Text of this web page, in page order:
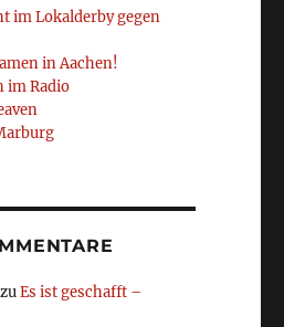
im Lokalderby gegen
in Aachen!
im Radio
zuEs ist geschafft –